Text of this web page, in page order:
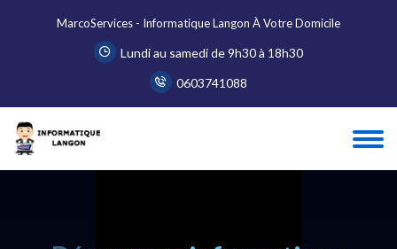
MarcoServices - Informatique Langon À Votre Domicile
Lundi au samedi de 9h30 à 18h30
0603741088